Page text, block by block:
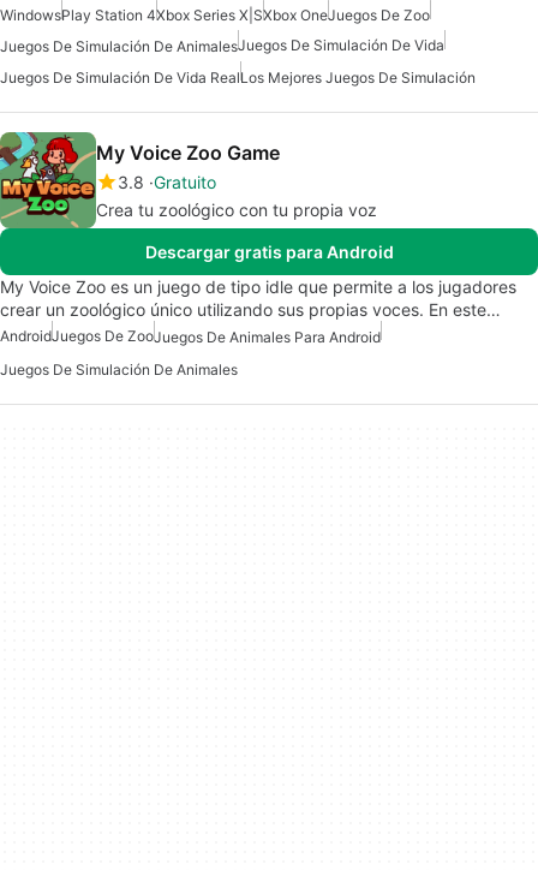
WindowsPlay Station 4Xbox Series X|SXbox OneJuegos De Zoo
Juegos De Simulación De AnimalesJuegos De Simulación De Vida
Juegos De Simulación De Vida RealLos Mejores Juegos De Simulación
My Voice Zoo Game
3.8 Gratuito
Crea tu zoológico con tu propia voz
Descargar gratis para Android
My Voice Zoo es un juego de tipo idle que permite a los jugadores
crear un zoológico único utilizando sus propias voces. En este…
AndroidJuegos De ZooJuegos De Animales Para Android
Juegos De Simulación De Animales